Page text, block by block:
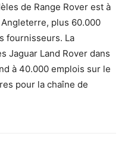
de Range Rover est à
plus 60.000
fournisseurs. La
Jaguar Land Rover dans
à 40.000 emplois sur le
pour la chaîne de